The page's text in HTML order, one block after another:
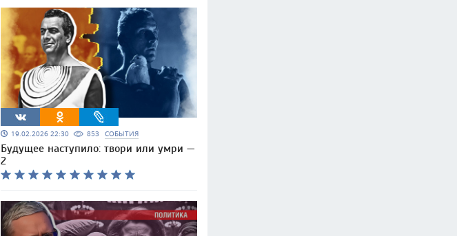
19.02.2026 22:30 853 СОБЫТИЯ
Будущее наступило: твори или умри —
2